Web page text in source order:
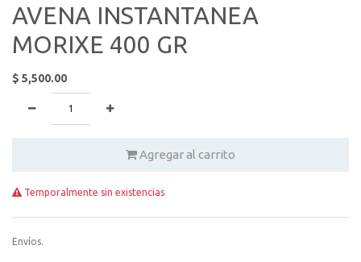
AVENA INSTANTANEA
MORIXE 400 GR
$ 5,500.00
Agregar al carrito
Temporalmente sin existencias
Envíos.